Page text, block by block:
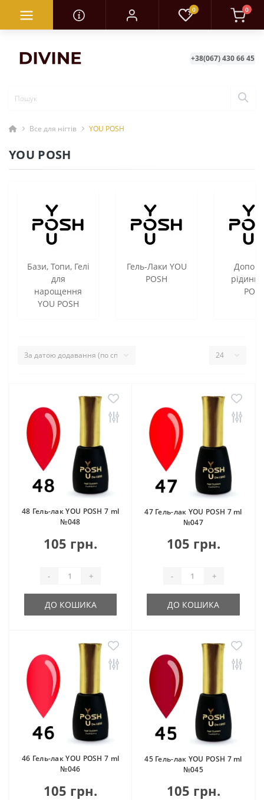
0 0
+38(067) 430 66 45
Все для нігтів YOU POSH
YOU POSH
Бази, Топи, Гелі
для
нарощення
YOU POSH
Гель-Лаки YOU
POSH
рідини
48 Гель-лак YOU POSH 7 ml
№048
105 грн.
- +
ДО КОШИКА
47 Гель-лак YOU POSH 7 ml
№047
105 грн.
- +
ДО КОШИКА
46 Гель-лак YOU POSH 7 ml
№046
105 грн.
45 Гель-лак YOU POSH 7 ml
№045
105 грн.